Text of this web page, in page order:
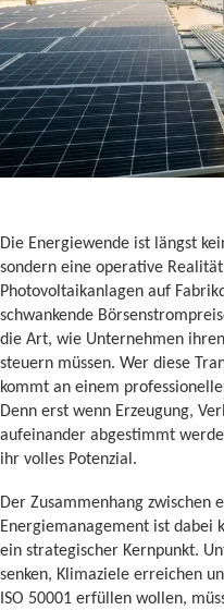
Die Energiewende ist längst
sondern eine operative
Photovoltaikanlagen auf
schwankende
die Art, wie Unternehmen
steuern müssen. Wer diese
kommt an einem
Denn erst wenn Erzeugung,
aufeinander abgestimmt
ihr volles Potenzial.
Der Zusammenhang zwischen
Energiemanagement ist dabei
ein strategischer Kernpunkt.
senken, Klimaziele erreichen
ISO 50001 erfüllen wollen,